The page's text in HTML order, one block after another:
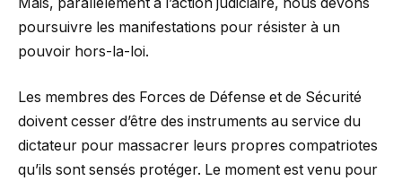
poursuivre les manifestations pour résister à un
pouvoir hors-la-loi.
Les membres des Forces de Défense et de Sécurité
doivent cesser d’être des instruments au service du
dictateur pour massacrer leurs propres compatriotes
qu’ils sont sensés protéger. Le moment est venu pour